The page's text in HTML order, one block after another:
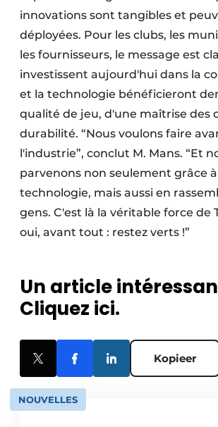
innovations sont tangibles et
déployées. Pour les clubs, les
les fournisseurs, le message est
investissent aujourd'hui dans la
et la technologie bénéficieront
qualité de jeu, d'une maîtrise des
durabilité. “Nous voulons faire
l'industrie”, conclut M. Mans. “Et
parvenons non seulement grâce à
technologie, mais aussi en
gens. C'est là la véritable force de
oui, avant tout : restez verts !”
Un article
Cliquez ici.
Kopieer
NOUVELLES